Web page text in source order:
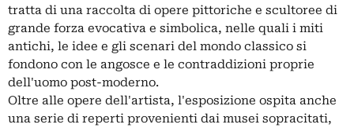
tratta di una raccolta di opere pittoriche e scultoree di
grande forza evocativa e simbolica, nelle quali i miti
antichi, le idee e gli scenari del mondo classico si
fondono con le angosce e le contraddizioni proprie
dell'uomo post-moderno.
Oltre alle opere dell'artista, l'esposizione ospita anche
una serie di reperti provenienti dai musei sopracitati,